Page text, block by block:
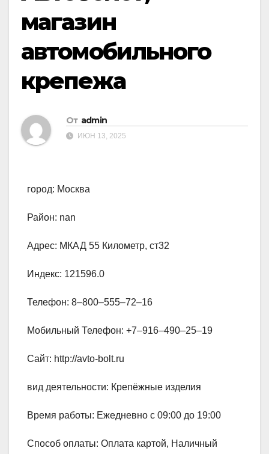
магазин
автомобильного
крепежа
От admin
ИЮН 13, 2025
город: Москва
Район: nan
Адрес: МКАД 55 Километр, ст32
Индекс: 121596.0
Телефон: 8‒800‒555‒72‒16
Мобильный Телефон: +7‒916‒490‒25‒19
Сайт: http://avto-bolt.ru
вид деятельности: Крепёжные изделия
Время работы: Ежедневно с 09:00 до 19:00
Способ оплаты: Оплата картой, Наличный